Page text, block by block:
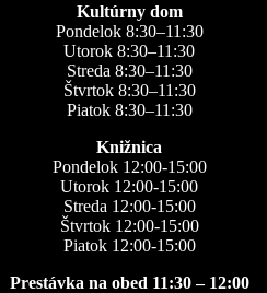
Kultúrny dom
Pondelok 8:30–11:30
Utorok 8:30–11:30
Streda 8:30–11:30
Štvrtok 8:30–11:30
Piatok 8:30–11:30
Knižnica
Pondelok 12:00-15:00
Utorok 12:00-15:00
Streda 12:00-15:00
Štvrtok 12:00-15:00
Piatok 12:00-15:00
Prestávka na obed 11:30 – 12:00